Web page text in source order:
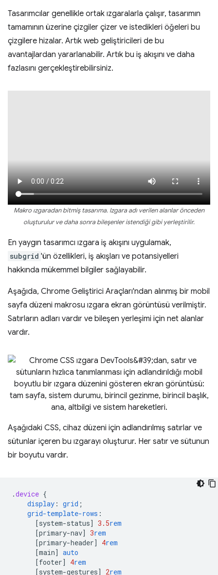
Tasarımcılar genellikle ortak ızgaralarla çalışır, tasarımın
tamamının üzerine çizgiler çizer ve istedikleri öğeleri bu
çizgilere hizalar. Artık web geliştiricileri de bu
avantajlardan yararlanabilir. Artık bu iş akışını ve daha
fazlasını gerçekleştirebilirsiniz.
Makro ızgaradan bitmiş tasarıma. Izgara adı verilen alanlar önceden
oluşturulur ve daha sonra bileşenler istendiği gibi yerleştirilir.
En yaygın tasarımcı ızgara iş akışını uygulamak,
subgrid 'ün özellikleri, iş akışları ve potansiyelleri
hakkında mükemmel bilgiler sağlayabilir.
Aşağıda, Chrome Geliştirici Araçları'ndan alınmış bir mobil
sayfa düzeni makrosu ızgara ekran görüntüsü verilmiştir.
Satırların adları vardır ve bileşen yerleşimi için net alanlar
vardır.
Aşağıdaki CSS, cihaz düzeni için adlandırılmış satırlar ve
sütunlar içeren bu ızgarayı oluşturur. Her satır ve sütunun
bir boyutu vardır.
.device {
display : grid ;
grid-template-rows :
[system-status] 3.5rem
[primary-nav] 3rem
[primary-header] 4rem
[main] auto
[footer] 4rem
[system-gestures] 2rem